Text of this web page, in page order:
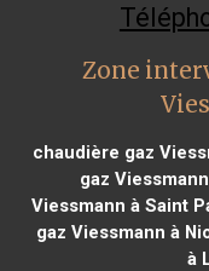
Zone
chaudière gaz
gaz
Viessmann à Saint
gaz Viessmann à
à